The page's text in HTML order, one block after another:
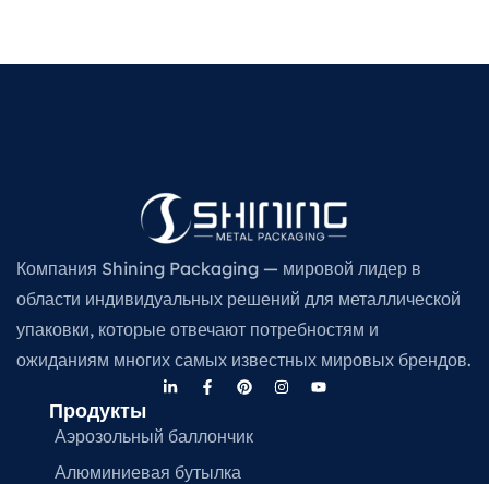
Компания Shining Packaging — мировой лидер в
области индивидуальных решений для металлической
упаковки, которые отвечают потребностям и
ожиданиям многих самых известных мировых брендов.
Продукты
Аэрозольный баллончик
Алюминиевая бутылка